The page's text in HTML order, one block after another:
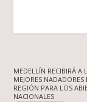
MEDELLÍN RECIBIRÁ A
MEJORES NADADORES
REGIÓN PARA LOS
NACIONALES